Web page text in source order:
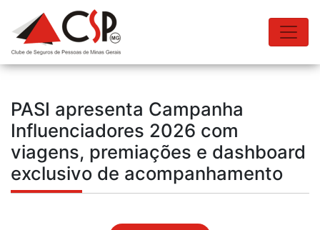
PASI apresenta Campanha
Influenciadores 2026 com
viagens, premiações e dashboard
exclusivo de acompanhamento